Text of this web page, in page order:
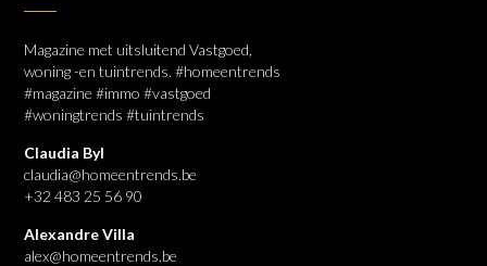
Magazine met uitsluitend Vastgoed,
woning -en tuintrends. #homeentrends
#magazine #immo #vastgoed
#woningtrends #tuintrends
Claudia Byl
claudia@homeentrends.be
+32 483 25 56 90
Alexandre Villa
alex@homeentrends.be